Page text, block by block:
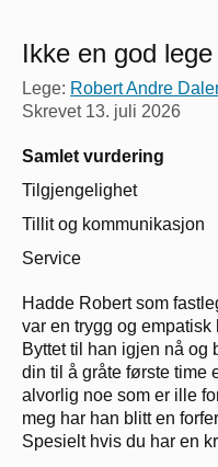
Ikke en god
Lege: Robert Andre
Skrevet 13. juli 2026
Samlet vurdering
Tilgjengelighet
Tillit og kommunikasjon
Service
Hadde Robert som
var en trygg og empatisk
Byttet til han igjen nå og
din til å gråte første time
alvorlig noe som er ille
meg har han blitt en
Spesielt hvis du har en